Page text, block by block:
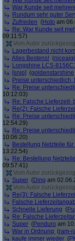
War Kunde seit
Rundum sehr guter
Zufrieden (Hoto am
Re: War Kunde seit
09:11:57)
Vom Autor
Lagerbestand nicht
Alles Bestens! (niceaigi
Longshine LCS-
[snip] (goldenstarshine
Preise
Re: Preise
10:12:03)
Re: Falsche Lieferzeit-
Re(2): Falsche
Re: Preise
12:54:29)
Re: Preise
10:06:20)
Bestellung Netzteile
13:22:54)
Re: Bestellung
09:57:41)
Vom Autor
Super (Ding am
Vom Autor
Re(3): Falsche
Falsche
Schnelle Lieferung (
Re: Falsche
Super (Penduro am
War in Ordnung (ram-
kaufe immer wieder (